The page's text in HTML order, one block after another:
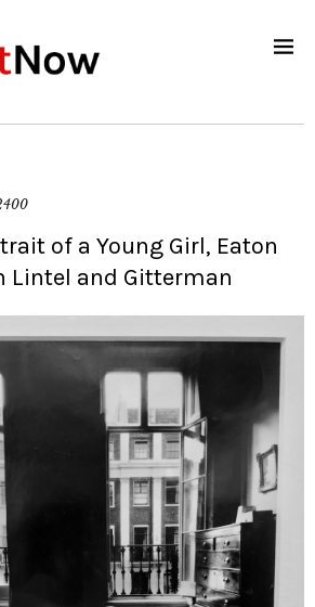
of a Young Girl, Eaton
Lintel and Gitterman